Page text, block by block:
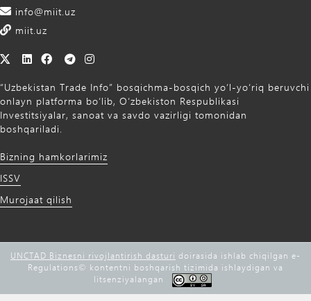
info@miit.uz
miit.uz
“Uzbekistan Trade Info” bosqichma-bosqich yo‘l-yo‘riq beruvchi
onlayn platforma bo‘lib, O‘zbekiston Respublikasi
Investitsiyalar, sanoat va savdo vazirligi tomonidan
boshqariladi.
Bizning hamkorlarimiz
ISSV
Murojaat qilish
UNCTAD Biznesni rivojlantirish dasturi doirasida ishlab chiqilgan e-
Regulations©️ kontentni boshqarish tizimida ishlaydigan va
litsenziyalangan